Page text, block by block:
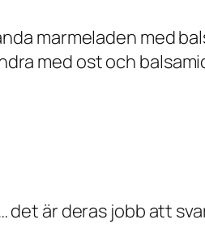
marmeladen med
med ost och
det är deras jobb att